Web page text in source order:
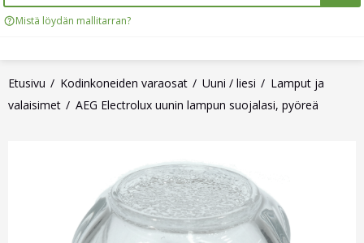
Mistä löydän mallitarran?
Etusivu Kodinkoneiden varaosat Uuni / liesi
Lamput ja
valaisimet
AEG Electrolux uunin lampun suojalasi, pyöreä